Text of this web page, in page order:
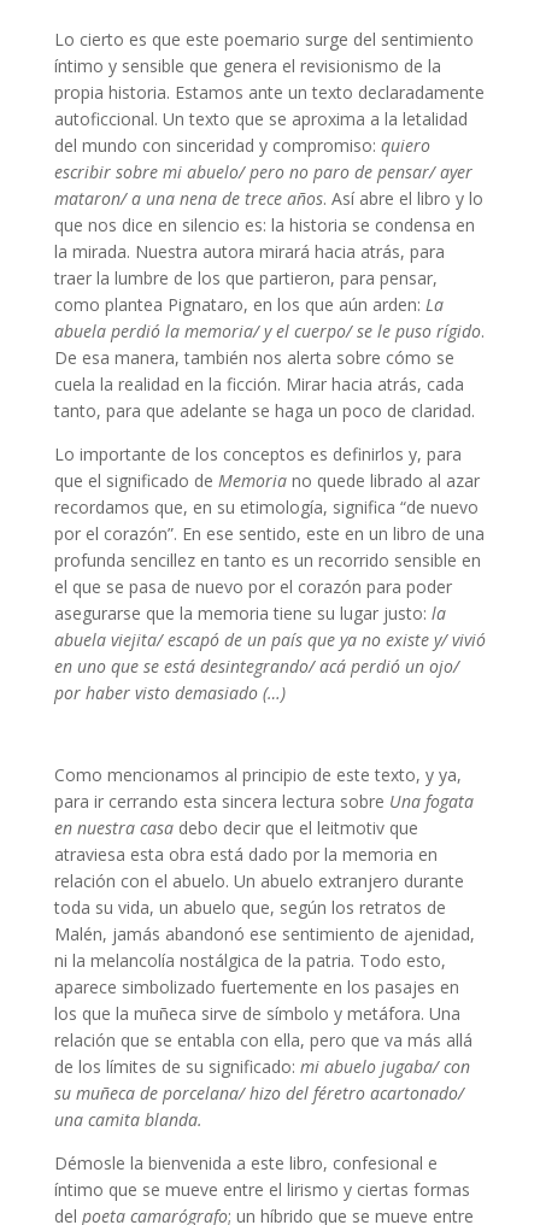
Lo cierto es que este poemario surge del sentimiento
íntimo y sensible que genera el revisionismo de la
propia historia. Estamos ante un texto declaradamente
autoficcional. Un texto que se aproxima a la letalidad
del mundo con sinceridad y compromiso: quiero
escribir sobre mi abuelo/ pero no paro de pensar/ ayer
mataron/ a una nena de trece años. Así abre el libro y lo
que nos dice en silencio es: la historia se condensa en
la mirada. Nuestra autora mirará hacia atrás, para
traer la lumbre de los que partieron, para pensar,
como plantea Pignataro, en los que aún arden: La
abuela perdió la memoria/ y el cuerpo/ se le puso rígido.
De esa manera, también nos alerta sobre cómo se
cuela la realidad en la ficción. Mirar hacia atrás, cada
tanto, para que adelante se haga un poco de claridad.
Lo importante de los conceptos es definirlos y, para
que el significado de Memoriano quede librado al azar
recordamos que, en su etimología, significa “de nuevo
por el corazón”. En ese sentido, este en un libro de una
profunda sencillez en tanto es un recorrido sensible en
el que se pasa de nuevo por el corazón para poder
asegurarse que la memoria tiene su lugar justo: la
abuela viejita/ escapó de un país que ya no existe y/ vivió
en uno que se está desintegrando/ acá perdió un ojo/
por haber visto demasiado (…)
Como mencionamos al principio de este texto, y ya,
para ir cerrando esta sincera lectura sobre Una fogata
en nuestra casa debo decir que el leitmotiv que
atraviesa esta obra está dado por la memoria en
relación con el abuelo. Un abuelo extranjero durante
toda su vida, un abuelo que, según los retratos de
Malén, jamás abandonó ese sentimiento de ajenidad,
ni la melancolía nostálgica de la patria. Todo esto,
aparece simbolizado fuertemente en los pasajes en
los que la muñeca sirve de símbolo y metáfora. Una
relación que se entabla con ella, pero que va más allá
de los límites de su significado: mi abuelo jugaba/ con
su muñeca de porcelana/ hizo del féretro acartonado/
una camita blanda.
Démosle la bienvenida a este libro, confesional e
íntimo que se mueve entre el lirismo y ciertas formas
del poeta camarógrafo; un híbrido que se mueve entre